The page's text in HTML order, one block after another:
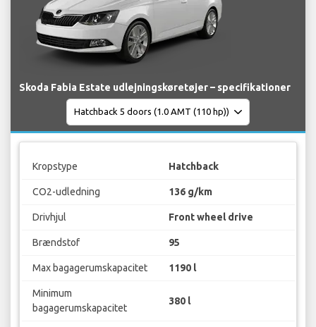
Skoda Fabia Estate udlejningskøretøjer – specifikationer
Kropstype Hatchback
CO2-udledning 136 g/km
Drivhjul Front wheel drive
Brændstof 95
Max bagagerumskapacitet 1190 l
Minimum
bagagerumskapacitet
380 l